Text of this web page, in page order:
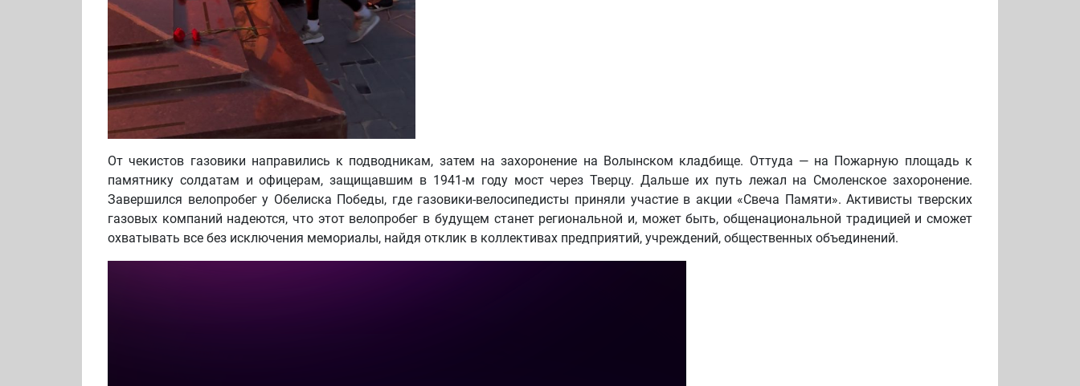
От чекистов газовики направились к подводникам, затем на захоронение на Волынском кладбище. Оттуда — на Пожарную площадь к
памятнику солдатам и офицерам, защищавшим в 1941-м году мост через Тверцу. Дальше их путь лежал на Смоленское захоронение.
Завершился велопробег у Обелиска Победы, где газовики-велосипедисты приняли участие в акции «Свеча Памяти». Активисты тверских
газовых компаний надеются, что этот велопробег в будущем станет региональной и, может быть, общенациональной традицией и сможет
охватывать все без исключения мемориалы, найдя отклик в коллективах предприятий, учреждений, общественных объединений.